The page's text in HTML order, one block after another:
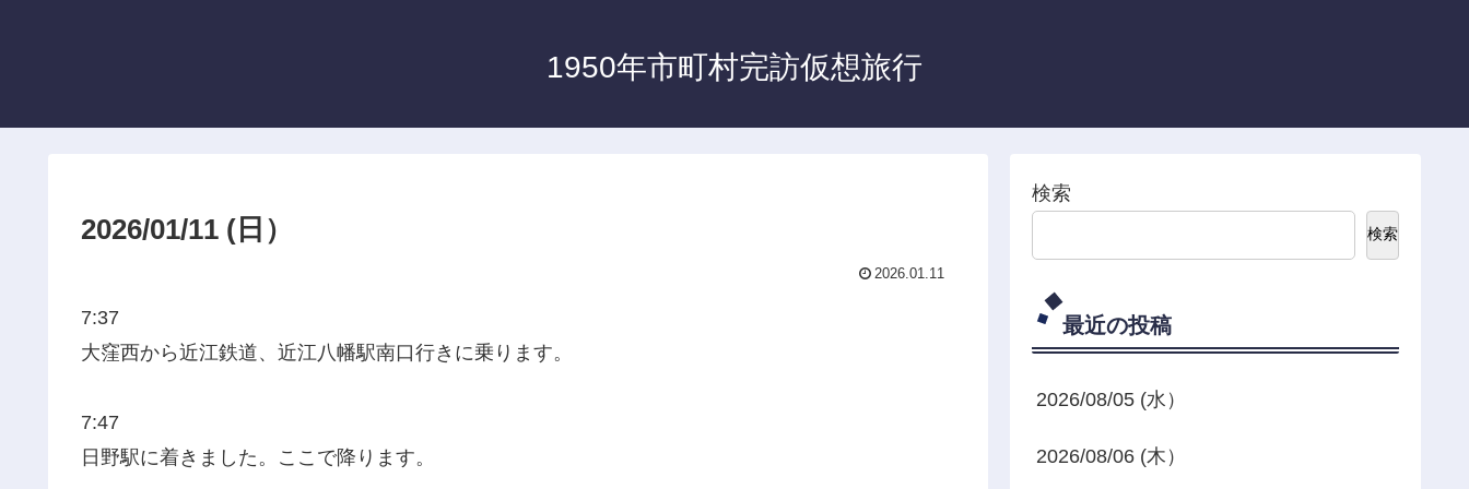
1950年市町村完訪仮想旅行
2026/01/11 (日）
2026.01.11
7:37
大窪西から近江鉄道、近江八幡駅南口行きに乗ります。
7:47
日野駅に着きました。ここで降ります。
検索
検索
最近の投稿
2026/08/05 (水）
2026/08/06 (木）